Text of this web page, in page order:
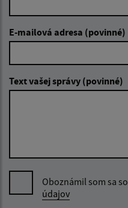
E-mailová adresa (povinné)
Text vašej správy (povinné)
Oboznámil som sa so
údajov